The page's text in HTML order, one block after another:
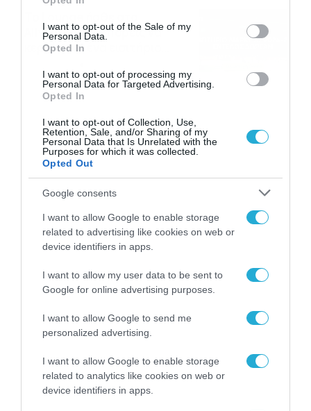
use your data for below specified purposes in below Google
consent section.
I want to opt-out of the Sale of my
Personal Data.
Opted In
I want to opt-out of processing my
Personal Data for Targeted Advertising.
Opted In
I want to opt-out of Collection, Use,
Retention, Sale, and/or Sharing of my
Personal Data that Is Unrelated with the
Purposes for which it was collected.
Opted Out
Google consents
I want to allow Google to enable storage
related to advertising like cookies on web or
device identifiers in apps.
I want to allow my user data to be sent to
Google for online advertising purposes.
I want to allow Google to send me
personalized advertising.
I want to allow Google to enable storage
related to analytics like cookies on web or
device identifiers in apps.
Allwyn.gr και μπορείς να
κερδίσεις* ένα εισιτήριο
Παναθηναϊκού AKTOR